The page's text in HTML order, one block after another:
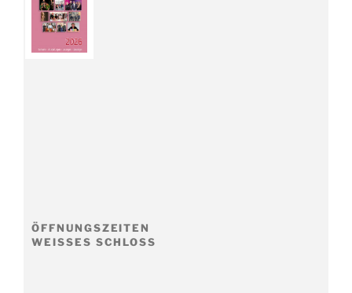
ÖFFNUNGSZEITEN
WEISSES SCHLOSS